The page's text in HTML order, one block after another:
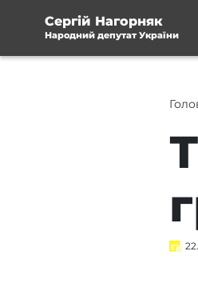
Сергій Нагорняк
Народний депутат України